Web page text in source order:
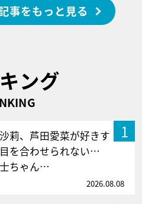
事をもっと見る
ング
1
莉、芦田愛菜が好きす
を合わせられない…
士ちゃん…
2026.08.08